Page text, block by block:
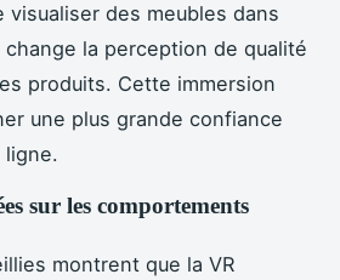
des meubles dans
la perception de qualité
produits. Cette immersion
une plus grande confiance
ligne.
sur les comportements
montrent que la VR